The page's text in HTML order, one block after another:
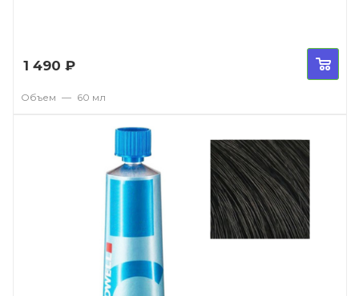
1 490 ₽
Объем — 60 мл